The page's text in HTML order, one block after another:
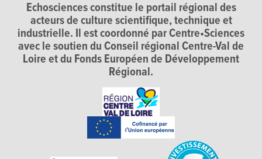
Echosciences constitue le portail régional des
acteurs de culture scientifique, technique et
industrielle. Il est coordonné par Centre•Sciences
avec le soutien du Conseil régional Centre-Val de
Loire et du Fonds Européen de Développement
Régional.